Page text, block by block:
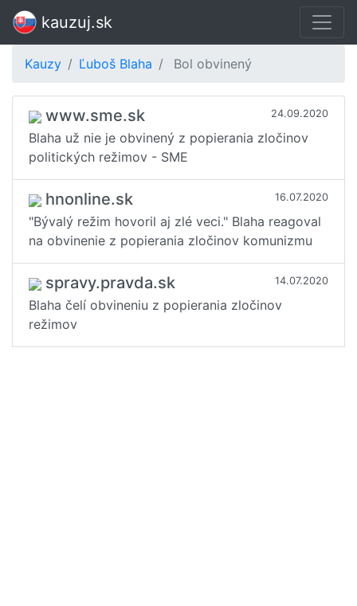
kauzuj.sk
Ľuboš Blaha
Kauzy Ľuboš Blaha Bol obvinený
www.sme.sk 24.09.2020
Blaha už nie je obvinený z popierania zločinov
politických režimov - SME
hnonline.sk 16.07.2020
"Bývalý režim hovoril aj zlé veci." Blaha reagoval
na obvinenie z popierania zločinov komunizmu
spravy.pravda.sk 14.07.2020
Blaha čelí obvineniu z popierania zločinov
režimov